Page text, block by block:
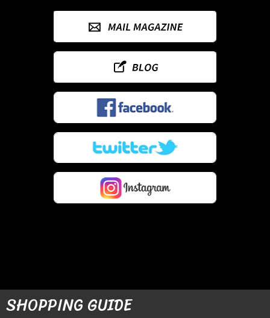
SHOPPING GUIDE